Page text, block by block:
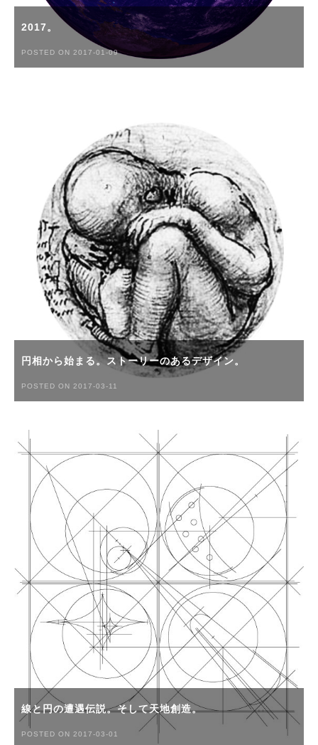
2017。
POSTED ON 2017-01-09
円相から始まる。ストーリーのあるデザイン。
POSTED ON 2017-03-11
線と円の遭遇伝説。そして天地創造。
POSTED ON 2017-03-01